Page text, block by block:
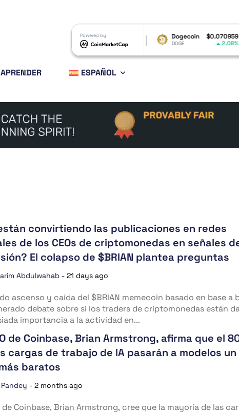
Powered by $0.070959
DOGE 2.08%
Ethereum
ETH
APRENDER ESPAÑOL
convirtiendo las publicaciones en redes
de los CEOs de criptomonedas en señales
El colapso de $BRIAN plantea preguntas
Abdulwahab - 21 days ago
ascenso y caída del $BRIAN memecoin basado en base a
debate sobre si los traders de criptomonedas están
importancia a la actividad en...
de Coinbase, Brian Armstrong, afirma que el
cargas de trabajo de IA pasarán a modelos un
baratos
- 2 months ago
de Coinbase, Brian Armstrong, cree que la mayoría de las